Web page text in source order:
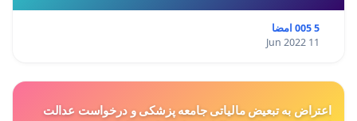
5 005 امضا
11 Jun 2022
اعتراض به تبعیض مالیاتی جامعه پزشکی و درخواست عدالت